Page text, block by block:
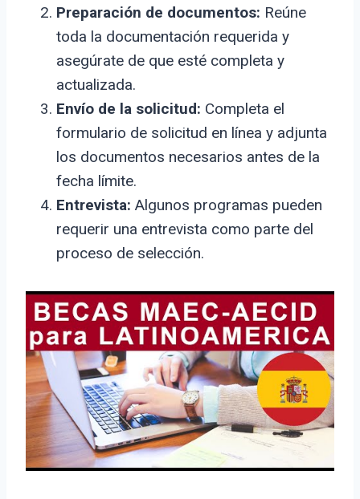
Preparación de documentos: Reúne
toda la documentación requerida y
asegúrate de que esté completa y
actualizada.
Envío de la solicitud: Completa el
formulario de solicitud en línea y adjunta
los documentos necesarios antes de la
fecha límite.
Entrevista: Algunos programas pueden
requerir una entrevista como parte del
proceso de selección.